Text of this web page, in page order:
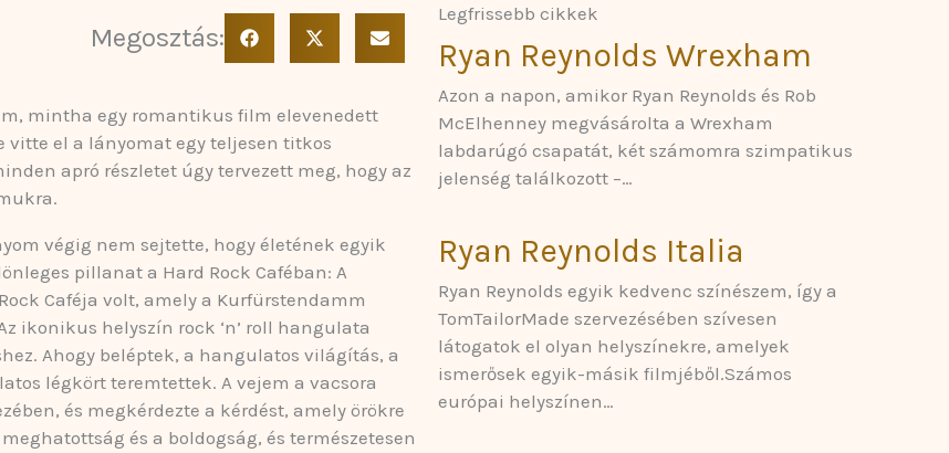
Megosztás:
mintha egy romantikus film elevenedett
vitte el a lányomat egy teljesen titkos
apró részletet úgy tervezett meg, hogy az
végig nem sejtette, hogy életének egyik
pillanat a Hard Rock Caféban: A
Caféja volt, amely a Kurfürstendamm
ikonikus helyszín rock ‘n’ roll hangulata
Ahogy beléptek, a hangulatos világítás, a
légkört teremtettek. A vejem a vacsora
és megkérdezte a kérdést, amely örökre
és a boldogság, és természetesen
Legfrissebb cikkek
Ryan Reynolds Wrexham
Azon a napon, amikor Ryan Reynolds és Rob
McElhenney megvásárolta a Wrexham
labdarúgó csapatát, két számomra szimpatikus
jelenség találkozott –…
Ryan Reynolds Italia
Ryan Reynolds egyik kedvenc színészem, így a
TomTailorMade szervezésében szívesen
látogatok el olyan helyszínekre, amelyek
ismerősek egyik-másik filmjéből.Számos
európai helyszínen…